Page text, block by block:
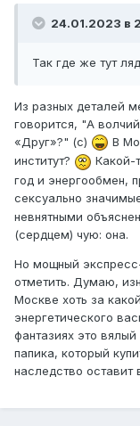
24.01.2023 в
Так где же тут
Из разных деталей
говорится, "А
«Друг»?" (с)
В
институт?
Какой-
год и энергообмен,
сексуально
невнятными
(сердцем) чую: она.
Но мощный
отметить. Думаю,
Москве хоть за
энергетического
фантазиях это
папика, который
наследство оставит